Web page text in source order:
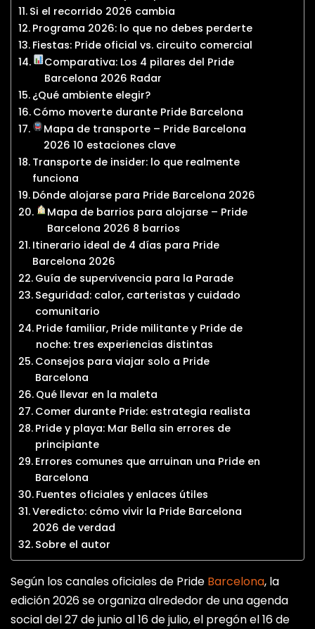
Si el recorrido 2026 cambia
Programa 2026: lo que no debes perderte
Fiestas: Pride oficial vs. circuito comercial
Comparativa: Los 4 pilares del Pride
Barcelona 2026 Radar
¿Qué ambiente elegir?
Cómo moverte durante Pride Barcelona
Mapa de transporte – Pride Barcelona
2026 10 estaciones clave
Transporte de insider: lo que realmente
funciona
Dónde alojarse para Pride Barcelona 2026
Mapa de barrios para alojarse – Pride
Barcelona 2026 8 barrios
Itinerario ideal de 4 días para Pride
Barcelona 2026
Guía de supervivencia para la Parade
Seguridad: calor, carteristas y cuidado
comunitario
Pride familiar, Pride militante y Pride de
noche: tres experiencias distintas
Consejos para viajar solo a Pride
Barcelona
Qué llevar en la maleta
Comer durante Pride: estrategia realista
Pride y playa: Mar Bella sin errores de
principiante
Errores comunes que arruinan una Pride en
Barcelona
Fuentes oficiales y enlaces útiles
Veredicto: cómo vivir la Pride Barcelona
2026 de verdad
Sobre el autor
Según los canales oficiales de Pride Barcelona, la
edición 2026 se organiza alrededor de una agenda
social del 27 de junio al 16 de julio, el pregón el 16 de